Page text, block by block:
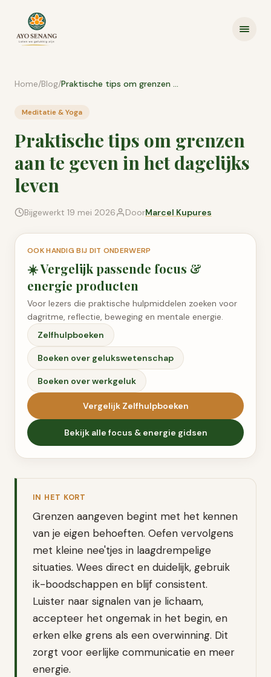
Home/Blog/ Praktische tips om grenzen aan te geven in het dagelijks leven
Meditatie & Yoga
Praktische tips om grenzen
aan te geven in het dagelijks
leven
Bijgewerkt 19 mei 2026 DoorMarcel Kupures
OOK HANDIG BIJ DIT ONDERWERP
☀️Vergelijk passende focus &
energie producten
Voor lezers die praktische hulpmiddelen zoeken voor
dagritme, reflectie, beweging en mentale energie.
Zelfhulpboeken
Boeken over gelukswetenschap
Boeken over werkgeluk
Vergelijk Zelfhulpboeken
Bekijk alle focus & energie gidsen
IN HET KORT
Grenzen aangeven begint met het kennen
van je eigen behoeften. Oefen vervolgens
met kleine nee'tjes in laagdrempelige
situaties. Wees direct en duidelijk, gebruik
ik-boodschappen en blijf consistent.
Luister naar signalen van je lichaam,
accepteer het ongemak in het begin, en
erken elke grens als een overwinning. Dit
zorgt voor eerlijke communicatie en meer
energie.